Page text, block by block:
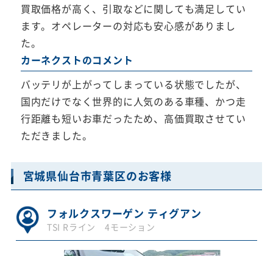
買取価格が高く、引取などに関しても満足してい
ます。オペレーターの対応も安心感がありまし
た。
カーネクストのコメント
バッテリが上がってしまっている状態でしたが、
国内だけでなく世界的に人気のある車種、かつ走
行距離も短いお車だったため、高価買取させてい
ただきました。
宮城県仙台市青葉区のお客様
フォルクスワーゲン ティグアン
TSI Rライン 4モーション